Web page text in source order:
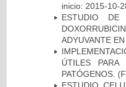
inicio: 2015-10-
ESTUDIO DE
ADYUVANTE
ÚTILES
PATÓGENOS.